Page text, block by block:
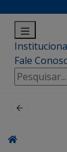
Fale
Pesquisar
por: